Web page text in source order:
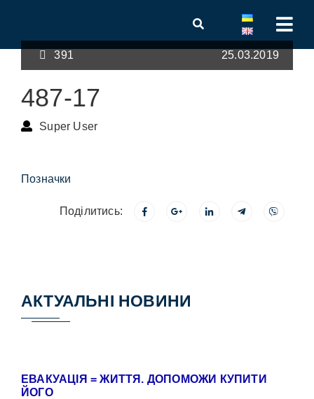
391 25.03.2019
487-17
Super User
Позначки
Поділитись:
АКТУАЛЬНІ НОВИНИ
ЕВАКУАЦІЯ = ЖИТТЯ. ДОПОМОЖИ КУПИТИ
ЙОГО